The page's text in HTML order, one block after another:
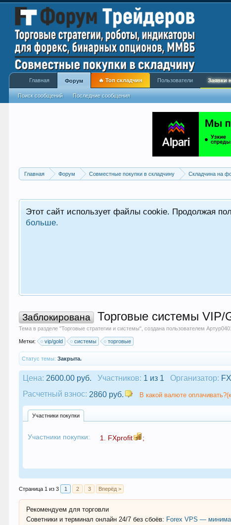
Главная Форум Совместные покупки в складчину Складчина на
Этот сайт использует файлы cookie. Продолжая
больше.
Заблокирована Торговые системы VIP/
Тема в разделе "Торговые стратегии и системы", создана пользователем
Метки: vip/gold системы торговые
Статус темы: Закрыта.
Цена: 2600.00 руб. Участников: 1 из 1 Организатор:
Расчетный взнос: 2860 руб. В какой валюте
Участники покупки
Участники покупки: 1. FXprofit ;
Страница 1 из 3 1 2 3 Вперёд >
Рекомендуем для торговли
Советники и терминал онлайн 24/7 без сбоёв: Forex VPS —
Главная Форум
Поиск сообщений Последние сообщения
🔥 Топ складчин Пользователи Заявки